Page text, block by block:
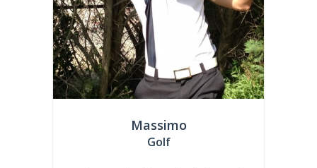
Massimo
Golf